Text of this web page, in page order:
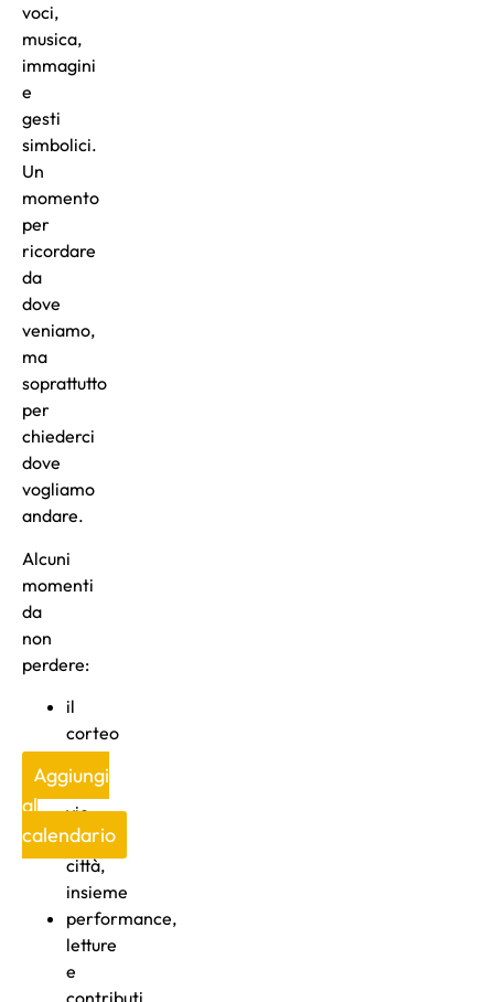
voci,
musica,
immagini
e
gesti
simbolici.
Un
momento
per
ricordare
da
dove
veniamo,
ma
soprattutto
per
chiederci
dove
vogliamo
andare.
Alcuni
momenti
da
non
perdere:
il
corteo
le
vie
della
città,
insieme
performance,
letture
e
Aggiungi
al
calendario